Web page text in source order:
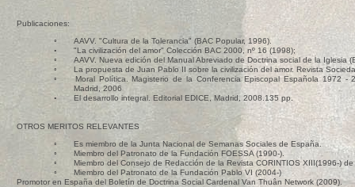
Publicaciones:
◦
AAVV. "Cultura de la Tolerancia" (BAC Popular, 1996).
◦
"La civilización del amor" Colección BAC 2000, nº 16 (1998);
◦
AAVV. Nueva edición del Manual Abreviado de Doctrina social de la Iglesia
◦
La propuesta de Juan Pablo II sobre la civilización del amor. Revista
◦
Moral Política. Magisterio de la Conferencia Episcopal Española 1972 -
Madrid, 2006
◦
El desarrollo integral. Editorial EDICE, Madrid, 2008.135 pp.
OTROS MERITOS RELEVANTES
◦
Es miembro de la Junta Nacional de Semanas Sociales de España.
◦
Miembro del Patronato de la Fundación FOESSA (1990-).
◦
Miembro del Consejo de Redacción de la Revista CORINTIOS XIII(1996-)
◦
Miembro del Patronato de la Fundación Pablo VI (2004-)
Promotor en España del Boletín de Doctrina Social Cardenal Van Thuân Network (2009).